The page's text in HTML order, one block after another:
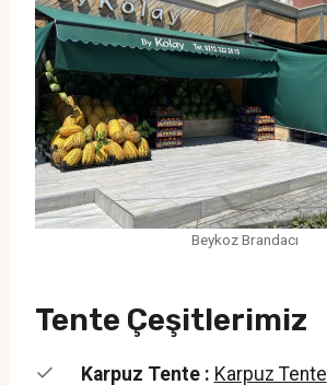
Beykoz Brandacı
Tente Çeşitlerimiz
Karpuz Tente : Karpuz Tente